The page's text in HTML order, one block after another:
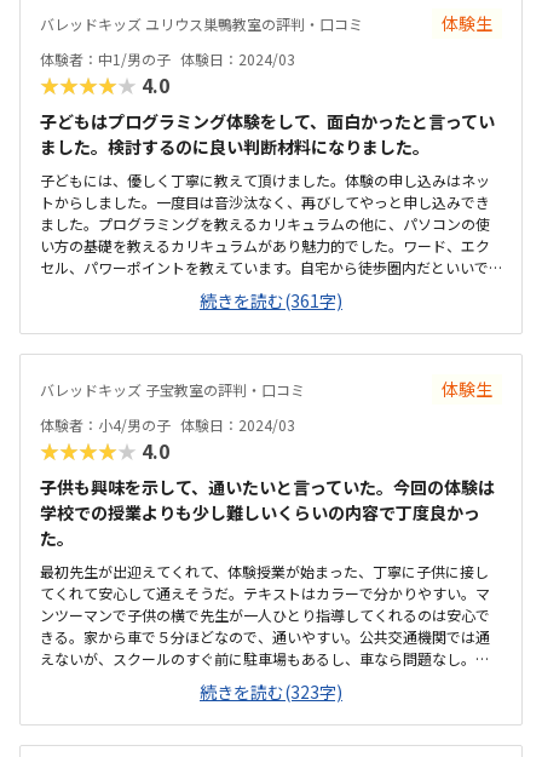
バレッドキッズ ユリウス巣鴨教室の評判・口コミ 体験生
体験者：中1/男の子 体験日：2024/03
★★★★★ 4.0
子どもはプログラミング体験をして、面白かったと言ってい
ました。検討するのに良い判断材料になりました。
子どもには、優しく丁寧に教えて頂けました。体験の申し込みはネッ
トからしました。一度目は音沙汰なく、再びしてやっと申し込みでき
ました。プログラミングを教えるカリキュラムの他に、パソコンの使
い方の基礎を教えるカリキュラムがあり魅力的でした。ワード、エク
セル、パワーポイントを教えています。自宅から徒歩圏内だといいで
すが、電車を使います。駅近、分かりやすい。子どもだけでも行ける
ようになりそうです。1人1人に机、椅子があり、ある程度の距離感も
あって、授業しやすそうでした。清潔感もありました。内容は魅力的
だか、６０分教室を2コマ受けることになるため、家計の負担になりそ
い内容を選択すると、授業時間が長くなりそうでした。時間や曜日の
選択肢がもっとあるとありがたいです。
続きを読む(361字)
バレッドキッズ 子宝教室の評判・口コミ 体験生
体験者：小4/男の子 体験日：2024/03
★★★★★ 4.0
子供も興味を示して、通いたいと言っていた。今回の体験は
学校での授業よりも少し難しいくらいの内容で丁度良かっ
た。
最初先生が出迎えてくれて、体験授業が始まった、丁寧に子供に接し
てくれて安心して通えそうだ。テキストはカラーで分かりやすい。マ
ンツーマンで子供の横で先生が一人ひとり指導してくれるのは安心で
きる。家から車で５分ほどなので、通いやすい。公共交通機関では通
えないが、スクールのすぐ前に駐車場もあるし、車なら問題なし。掲
示物もあり、明るい雰囲気だった。パソコンは1人一台ずつ使えて、教
室の広さも程よい感じであった。妥当な金額だった。キャンペーンで
入会金とテキスト代が無料なのがありがたい。USBはプレゼントで頂
けるとのことです。1人の先生に対して最大でも生徒は３人なので、個
続きを読む(323字)